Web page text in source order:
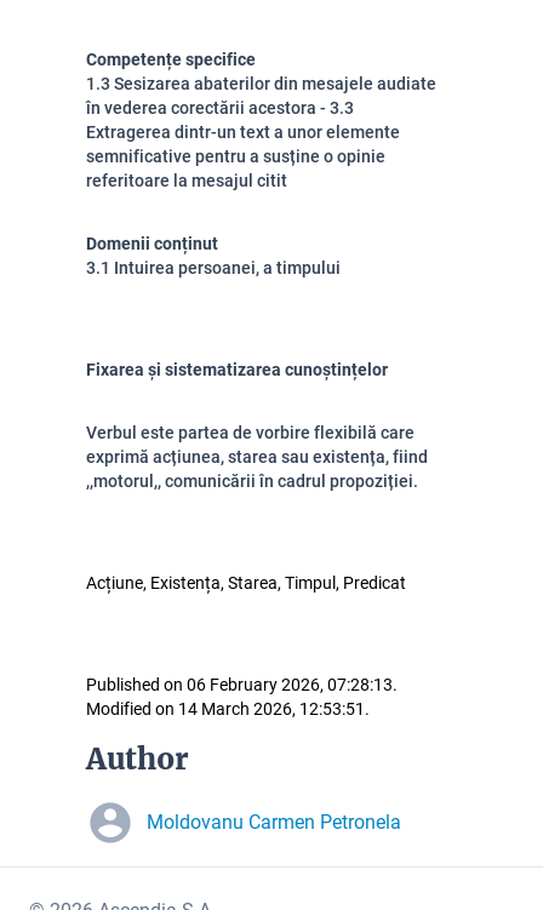
Competențe specifice
1.3 Sesizarea abaterilor din mesajele audiate
în vederea corectării acestora - 3.3
Extragerea dintr-un text a unor elemente
semnificative pentru a susține o opinie
referitoare la mesajul citit
Domenii conținut
3.1 Intuirea persoanei, a timpului
Fixarea și sistematizarea cunoștințelor
Verbul este partea de vorbire flexibilă care
exprimă acțiunea, starea sau existența, fiind
,,motorul,, comunicării în cadrul propoziției.
Acțiune, Existența, Starea, Timpul, Predicat
Published on 06 February 2026, 07:28:13.
Modified on 14 March 2026, 12:53:51.
Author
Moldovanu Carmen Petronela